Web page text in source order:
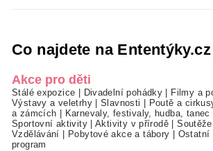
Co najdete na Ententýky.cz
Akce pro děti
Stálé expozice Divadelní pohádky Filmy a
Výstavy a veletrhy|Slavnosti Poutě a
a zámcích
Karnevaly, festivaly, hudba, tanec
Sportovní aktivity|Aktivity v přírodě |
Vzdělávání
Pobytové akce a tábory Ostatní
program